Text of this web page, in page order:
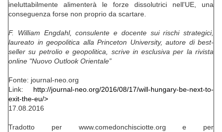
ineluttabilmente alimenterà le forze dissolutrici nell'UE, una
conseguenza forse non proprio da scartare.
F. William Engdahl, consulente e docente sui rischi strategici,
laureato in geopolitica alla Princeton University, autore di best-
seller su petrolio e geopolitica, scrive in esclusiva per la rivista
online "Nuovo Outlook Orientale”
Fonte: journal-neo.org
Link: http://journal-neo.org/2016/08/17/will-hungary-be-next-to-
exit-the-eu/>
17.08.2016
Tradotto per www.comedonchisciotte.org e per